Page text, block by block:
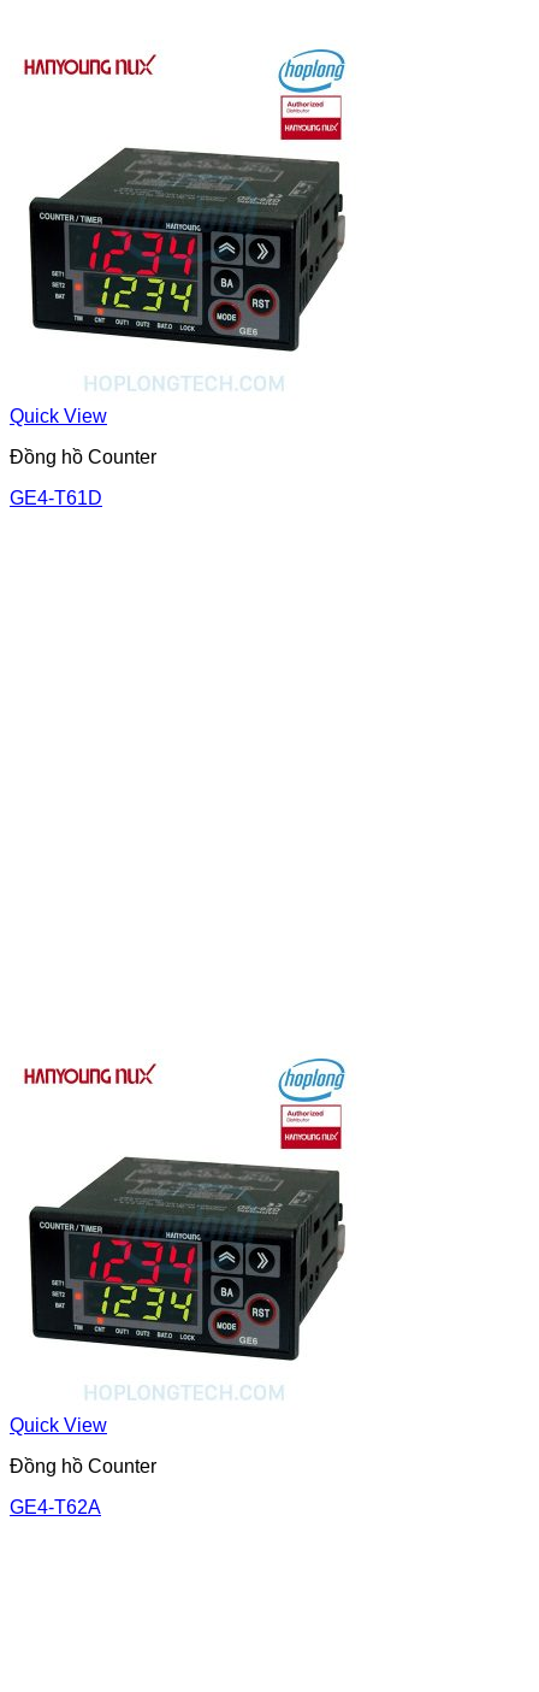
Quick View
Đồng hồ Counter
GE4-T61D
Quick View
Đồng hồ Counter
GE4-T62A